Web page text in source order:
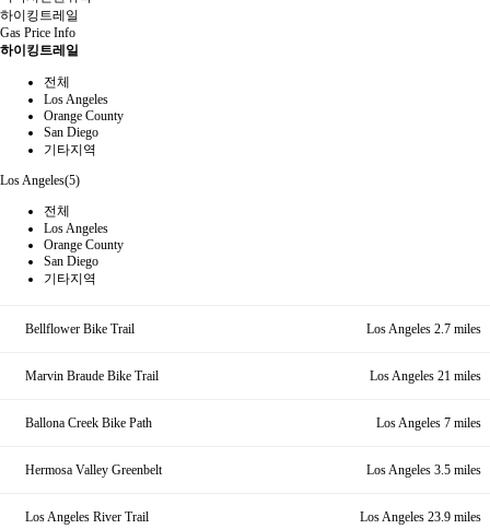
하이킹트레일
Gas Price Info
하이킹트레일
전체
Los Angeles
Orange County
San Diego
기타지역
Los Angeles(5)
전체
Los Angeles
Orange County
San Diego
기타지역
Los Angeles 2.7 miles
Bellflower Bike Trail
Los Angeles 21 miles
Marvin Braude Bike Trail
Los Angeles 7 miles
Ballona Creek Bike Path
Los Angeles 3.5 miles
Hermosa Valley Greenbelt
Los Angeles 23.9 miles
Los Angeles River Trail